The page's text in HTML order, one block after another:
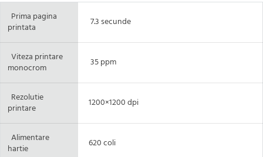
Prima pagina
printata
7.3 secunde
Viteza printare
monocrom
35 ppm
Rezolutie
printare
1200×1200 dpi
Alimentare
hartie
620 coli